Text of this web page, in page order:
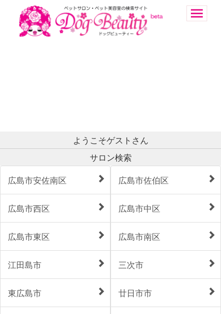
ようこそゲストさん
サロン検索
広島市安佐南区
広島市西区
広島市東区
江田島市
東広島市
広島市佐伯区
広島市中区
広島市南区
三次市
廿日市市